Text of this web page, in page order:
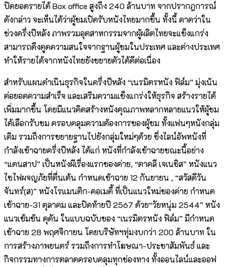
ปิดยอดรายได้ Box office สูงถึง 240 ล้านบาท จากปรากฎการณ์
ดังกล่าว จะเห็นได้ว่าผู้ชมเปิดรับหนังไทยมากขึ้น ทั้งนี้ คาดว่าใน
ช่วงครึ่งปีหลัง ภาพรวมอุตสาหกรรมจากผู้ผลิตไทยจะแข็งแกร่ง
สามารถดึงดูดความสนใจจากฐานผู้ชมในประเทศ และต่างประเทศ
ทำให้รายได้จากหนังไทยยังขยายตัวได้ดีต่อเนื่อง
สำหรับแผนดำเนินธุรกิจในครึ่งปีหลัง “เนรมิตรหนัง ฟิล์ม” มุ่งเน้น
ต่อยอดความสำเร็จ และเสริมความแข็งแกร่งให้ธุรกิจ สร้างรายได้
เพิ่มมากขึ้น โดยมีแนวคิดสร้างหนังคุณภาพหลากหลายแนวให้ผู้ชม
ได้เลือกรับชม ครอบคลุมความต้องการของผู้ชม ทั้งแฟนๆหนังกลุ่ม
เดิม รวมถึงการขยายฐานไปยังกลุ่มใหม่ๆด้วย ซึ่งไลน์อัพหนังที่
กำลังเข้าฉายครึ่งปีหลัง ได้แก่ หนังที่กำลังเข้าฉายขณะนี้อย่าง
“แดนสาป” เป็นหนังผีเรื่องแรกของค่าย, “ตาคลี เจเนซิส” หนังแนว
ไซไฟผจญภัยที่ตื่นเต้น กำหนดเข้าฉาย 12 กันยายน , “สวัสดีวัน
จันทร์(ส)” หนังโรแมนติก-คอเมดี้ ที่เป็นแนวใหม่ของค่าย กำหนด
เข้าฉาย-31 ตุลาคม และปิดท้ายปี 2567 ด้วย“วัยหนุ่ม 2544” หนัง
แนวเข้มข้น ดุดัน ในแบบฉบับของ “เนรมิตรหนัง ฟิล์ม” มีกำหนด
เข้าฉาย 28 พฤศจิกายน โดยบริษัทฯทุ่มงบกว่า 200 ล้านบาท ใน
การสร้างภาพยนตร์ รวมถึงการทำโฆษณา-ประชาสัมพันธ์ และ
กิจกรรมทางการตลาดครอบคลุมทุกช่องทาง ทั้งออนไลน์และออฟ